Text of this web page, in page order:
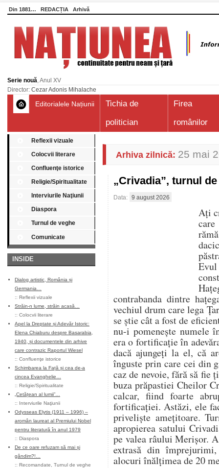
Din 1881… REDACȚIA Arhivă
Serie nouă, Anul XV
Director: Cezar Adonis Mihalache
Editorialele Națiunii
Tichia de
politician
Firea
românilor
Reflexii vizuale
Colocvii literare
Confluenţe istorice
Religie/Spiritualitate
Interviurile Naţiunii
Diaspora
Turnul de veghe
Comunicate
INSIDE
Dialog artistic, România și
Germania…
:: Reflexii vizuale
Străin-n lume, străin acasă…
:: Colocvii literare
Apel la Dreptate și Adevăr Istoric:
Elena Chiaburu despre Basarabia,
1940, și documentele din arhive
care contrazic Raportul Wiesel
:: Confluenţe istorice
Schimbarea la Față și cea de-a
cincea Evanghelie…
:: Religie/Spiritualitate
„Cetățean al lumii”…
:: Interviurile Naţiunii
Odysseas Elytis (1911 – 1996) –
aromân laureat al Premiului Nobel
pentru literatură în anul 1979
:: Diaspora
De ce oare refuzam să mai și
gândim?!…
:: Recomandate Turnul de veghe
Arhiva zilnică: 25 mai
„Crivadia”, turnul
Data: 9 august 2026
Aţi
Evul
contrabanda dintre
vechiul drum care lega
se ştie cât a fost de
nu-i pomeneşte numele
era o fortificaţie în
dacă ajungeți la el, că
înguste prin care cei din
caz de nevoie, fără să
buza prăpastiei Cheilor
calcar, fiind foarte
fortificaţiei. Astăzi, ele
privelişte ameţitoare.
apropierea satului
pe valea râului Merişor.
extrasă din
alocuri înălţimea de 20